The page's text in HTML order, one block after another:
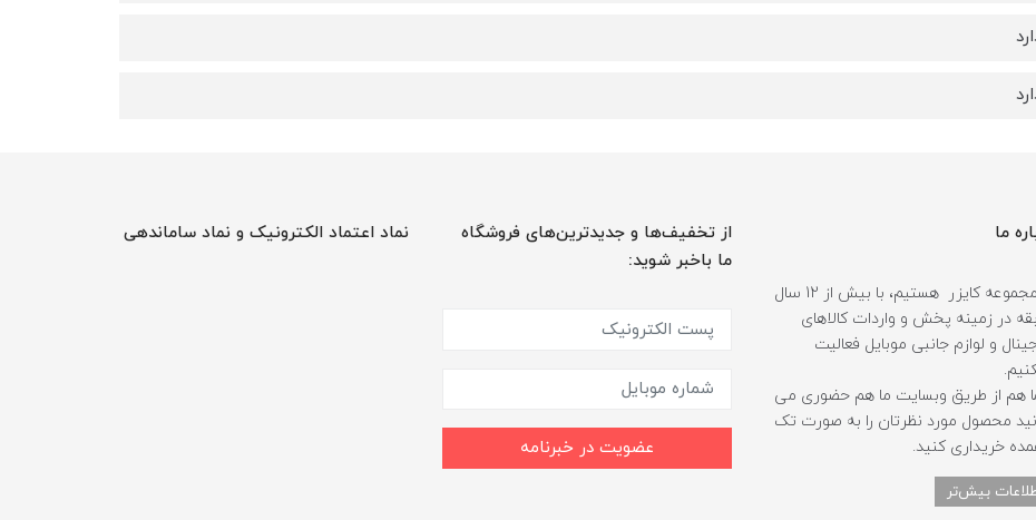
ما
ما مجموعه کایزر هستیم، با بیش از 12 سال
در زمینه پخش و واردات کالاهای
و لوازم جانبی موبایل فعالیت
هم از طریق وبسایت ما هم حضوری می
محصول مورد نظرتان را به صورت تک
خریداری کنید.
بیش‌تر
از تخفیف‌ها و جدیدترین‌های فروشگاه
ما باخبر شوید:
عضویت در خبرنامه
نماد اعتماد الکترونیک و نماد ساماندهی